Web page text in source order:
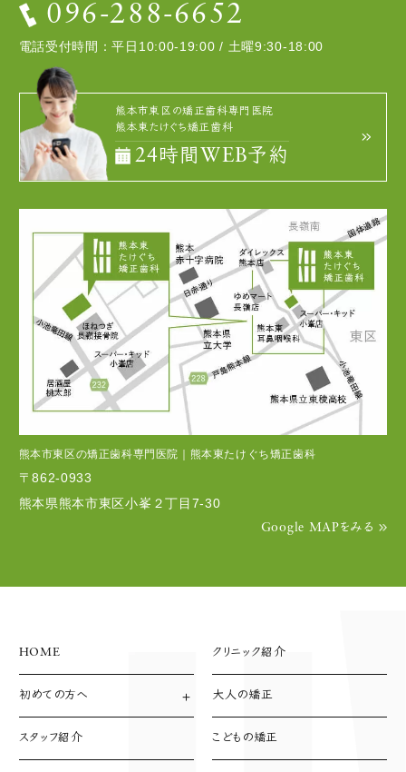
096-288-6652
電話受付時間：平日10:00-19:00 / 土曜9:30-18:00
熊本市東区の矯正歯科専門医院
熊本東たけぐち矯正歯科
24時間WEB予約
熊本市東区の矯正歯科専門医院｜熊本東たけぐち矯正歯科
〒862-0933
熊本県熊本市東区小峯２丁目7-30
Google MAPをみる
HOME
初めての方へ
診療方針
診療の流れ
スタッフ紹介
クリニック紹介
大人の矯正
こどもの矯正